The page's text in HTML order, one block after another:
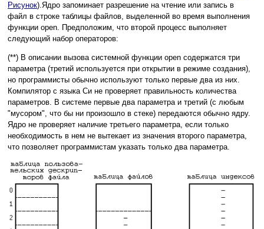
Рисунок).Ядро запоминает разрешение на чтение или запись в
файл в строке таблицы файлов, выделенной во время выполнения
функции open. Предположим, что второй процесс выполняет
следующий набор операторов:
(**) В описании вызова системной функции open содержатся три
параметра (третий используется при открытии в режиме создания),
но программисты обычно используют только первые два из них.
Компилятор с языка Си не проверяет правильность количества
параметров. В системе первые два параметра и третий (с любым
"мусором", что бы ни произошло в стеке) передаются обычно ядру.
Ядро не проверяет наличие третьего параметра, если только
необходимость в нем не вытекает из значения второго параметра,
что позволяет программистам указать только два параметра.